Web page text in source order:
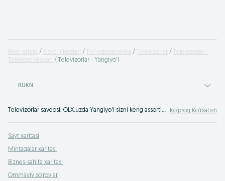
Bosh sahifa Elektr jihozlari Tv/ videotexnika Televizorlar
Televizorlar -
Toshkent viloyati
Televizorlar - Yangiyo'l
RUKN
Televizorlar savdosi: OLX.uzda Yangiyo'l sizni keng assortimentdagi televizorlar uchun arzon narxlar kutmoqda. E‘lonlar taxtamizda hozirning o‘zida televizor xarid qiling. OLX.uz Yangiyo'l - doimo a‘lo darajadagi xaridlar! Ko‘proq Ko‘rsatish
Sayt xaritasi
Mintaqalar xaritasi
Biznes-sahifa xaritasi
Ommaviy so‘rovlar